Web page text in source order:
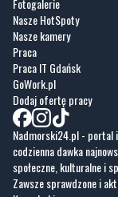
Praca IT Gdańsk
GoWork.pl
Dodaj ofertę pracy
Nadmorski24.pl - portal
codzienna dawka
społeczne, kulturalne i
Zawsze sprawdzone i
Kaszubskiego.